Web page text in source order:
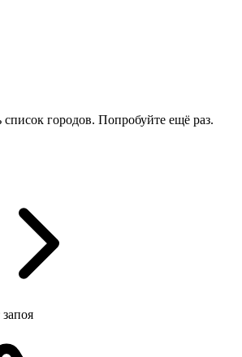
список городов. Попробуйте ещё раз.